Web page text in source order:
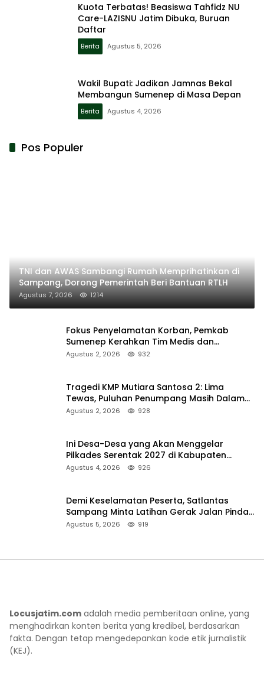
Kuota Terbatas! Beasiswa Tahfidz NU
Care-LAZISNU Jatim Dibuka, Buruan
Daftar
Berita Agustus 5, 2026
Wakil Bupati: Jadikan Jamnas Bekal
Membangun Sumenep di Masa Depan
Berita Agustus 4, 2026
Pos Populer
TNI dan AWAS Sambangi Rumah Memprihatinkan di
Sampang, Dorong Pemerintah Beri Bantuan RTLH
Agustus 7, 2026 1214
Fokus Penyelamatan Korban, Pemkab
Sumenep Kerahkan Tim Medis dan
Ambulans ke Pelabuhan Kalianget
Agustus 2, 2026 932
Tragedi KMP Mutiara Santosa 2: Lima
Tewas, Puluhan Penumpang Masih Dalam
Pencarian
Agustus 2, 2026 928
Ini Desa-Desa yang Akan Menggelar
Pilkades Serentak 2027 di Kabupaten
Sumenep
Agustus 4, 2026 926
Demi Keselamatan Peserta, Satlantas
Sampang Minta Latihan Gerak Jalan Pindah
ke Lokasi Aman
Agustus 5, 2026 919
Locusjatim.com adalah media pemberitaan online, yang
menghadirkan konten berita yang kredibel, berdasarkan
fakta. Dengan tetap mengedepankan kode etik jurnalistik
(KEJ).